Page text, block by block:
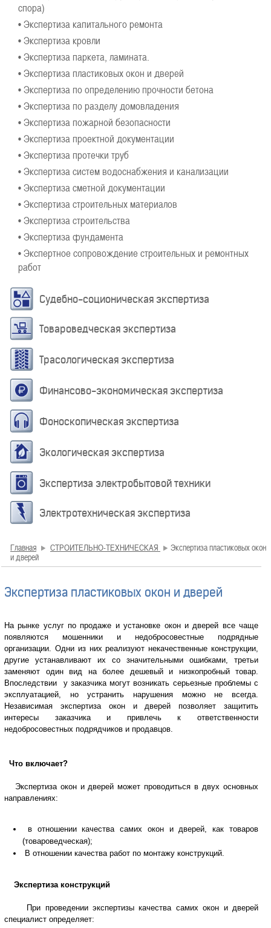
спора)
• Экспертиза капитального ремонта
• Экспертиза кровли
• Экспертиза паркета, ламината.
• Экспертиза пластиковых окон и дверей
• Экспертиза по определению прочности бетона
• Экспертиза по разделу домовладения
• Экспертиза пожарной безопасности
• Экспертиза проектной документации
• Экспертиза протечки труб
• Экспертиза систем водоснабжения и канализации
• Экспертиза сметной документации
• Экспертиза строительных материалов
• Экспертиза строительства
• Экспертиза фундамента
• Экспертное сопровождение строительных и ремонтных
работ
Судебно-соционическая экспертиза
Товароведческая экспертиза
Трасологическая экспертиза
Финансово-экономическая экспертиза
Фоноскопическая экспертиза
Экологическая экспертиза
Экспертиза электробытовой техники
Электротехническая экспертиза
Главная СТРОИТЕЛЬНО-ТЕХНИЧЕСКАЯ
Экспертиза пластиковых окон
и дверей
Экспертиза пластиковых окон и дверей
На рынке услуг по продаже и установке окон и дверей все чаще
появляются мошенники и недобросовестные подрядные
организации. Одни из них реализуют некачественные конструкции,
другие устанавливают их со значительными ошибками, третьи
заменяют один вид на более дешевый и низкопробный товар.
Впоследствии у заказчика могут возникать серьезные проблемы с
эксплуатацией, но устранить нарушения можно не всегда.
Независимая экспертиза окон и дверей позволяет защитить
интересы заказчика и привлечь к ответственности
недобросовестных подрядчиков и продавцов.
Что включает?
Экспертиза окон и дверей может проводиться в двух основных
направлениях:
в отношении качества самих окон и дверей, как товаров
(товароведческая);
В отношении качества работ по монтажу конструкций.
Экспертиза конструкций
При проведении экспертизы качества самих окон и дверей
специалист определяет: